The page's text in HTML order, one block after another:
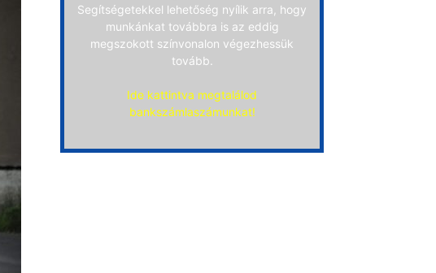
Segítségetekkel lehetőség nyílik arra, hogy
munkánkat továbbra is az eddig
megszokott színvonalon végezhessük
tovább.
Ide kattintva megtalálod
bankszámlaszámunkat!